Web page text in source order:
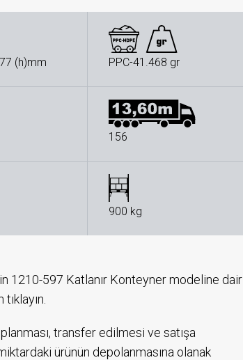
(h)mm PPC-41.468 gr
156
900 kg
1210-597 Katlanır Konteyner modeline dair
transfer edilmesi ve satışa
ürünün depolanmasına olanak